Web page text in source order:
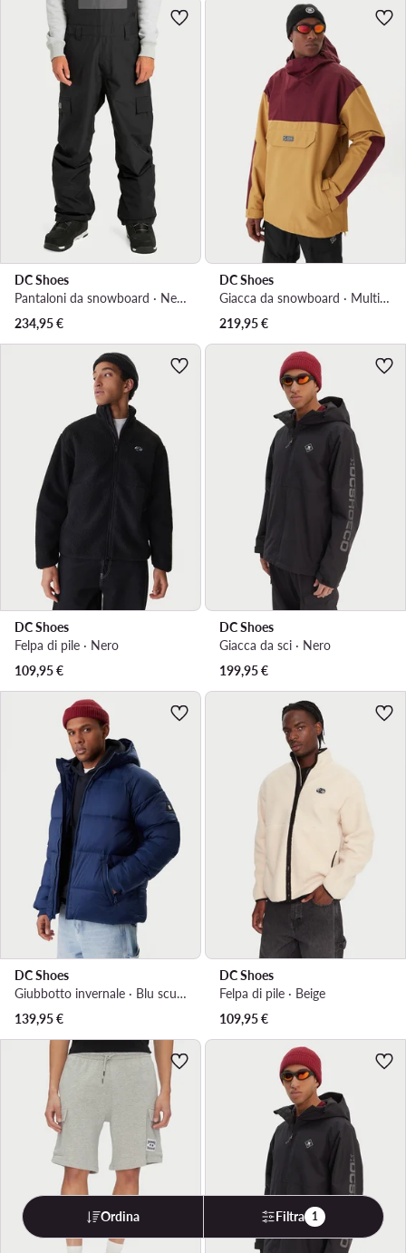
DC Shoes
Pantaloni da snowboard · Nero
234,95€
DC Shoes
Giacca da snowboard · Multicolore
219,95€
DC Shoes
Felpa di pile · Nero
109,95€
DC Shoes
Giacca da sci · Nero
199,95€
DC Shoes
Giubbotto invernale · Blu scuro
139,95€
DC Shoes
Felpa di pile · Beige
109,95€
Ordina Filtra 1